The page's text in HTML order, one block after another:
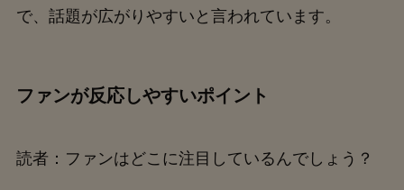
で、話題が広がりやすいと言われています。
ファンが反応しやすいポイント
読者：ファンはどこに注目しているんでしょう？